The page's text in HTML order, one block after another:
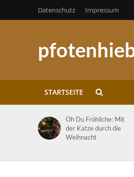
Datenschutz Impressum
STARTSEITE
Oh Du Fröhliche: Mit
der Katze durch die
Weihnacht